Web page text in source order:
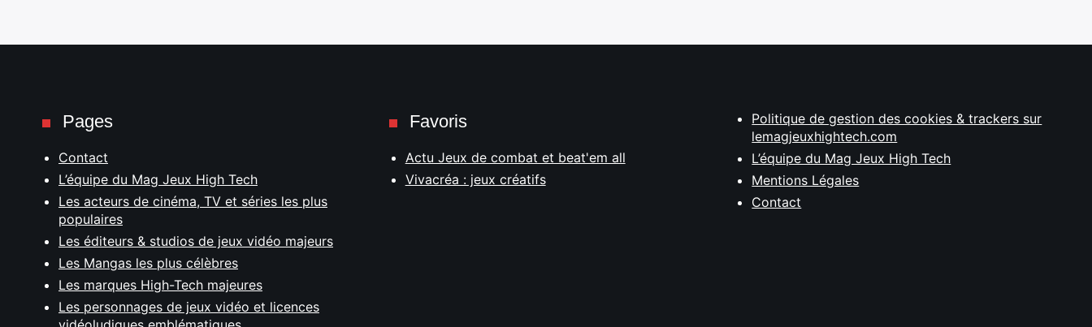
Pages
Contact
L’équipe du Mag Jeux High Tech
Les acteurs de cinéma, TV et séries les plus
populaires
Les éditeurs & studios de jeux vidéo majeurs
Les Mangas les plus célèbres
Les marques High-Tech majeures
Les personnages de jeux vidéo et licences
Favoris
Actu Jeux de combat et beat'em all
Vivacréa : jeux créatifs
Politique de gestion des cookies & trackers sur
lemagjeuxhightech.com
L’équipe du Mag Jeux High Tech
Mentions Légales
Contact